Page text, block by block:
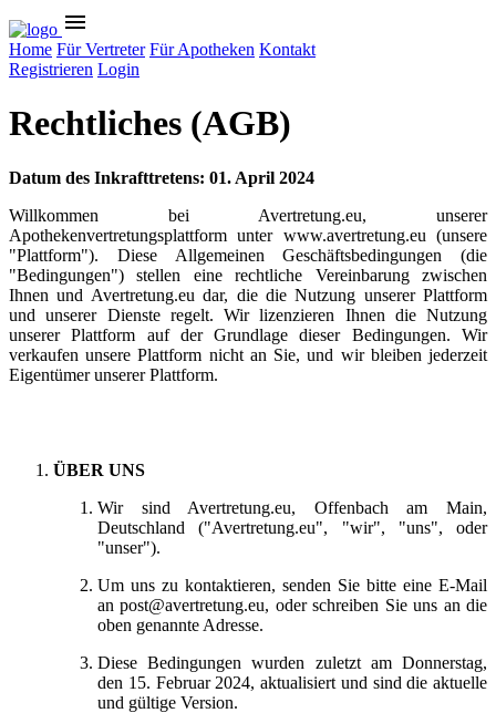
menu
Home Für Vertreter Für Apotheken Kontakt
Registrieren Login
Rechtliches (AGB)
Datum des Inkrafttretens: 01. April 2024
Willkommen bei Avertretung.eu, unserer
Apothekenvertretungsplattform unter www.avertretung.eu (unsere
"Plattform"). Diese Allgemeinen Geschäftsbedingungen (die
"Bedingungen") stellen eine rechtliche Vereinbarung zwischen
Ihnen und Avertretung.eu dar, die die Nutzung unserer Plattform
und unserer Dienste regelt. Wir lizenzieren Ihnen die Nutzung
unserer Plattform auf der Grundlage dieser Bedingungen. Wir
verkaufen unsere Plattform nicht an Sie, und wir bleiben jederzeit
Eigentümer unserer Plattform.
ÜBER UNS
Wir sind Avertretung.eu, Offenbach am Main,
Deutschland ("Avertretung.eu", "wir", "uns", oder
"unser").
Um uns zu kontaktieren, senden Sie bitte eine E-Mail
an post@avertretung.eu, oder schreiben Sie uns an die
oben genannte Adresse.
Diese Bedingungen wurden zuletzt am Donnerstag,
den 15. Februar 2024, aktualisiert und sind die aktuelle
und gültige Version.